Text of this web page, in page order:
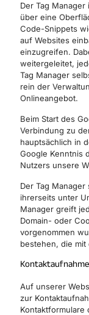
Der Tag
über eine
Code-Snippets
auf Websites
einzugreifen.
weitergeleitet,
Tag Manager
rein der
Onlineangebot.
Beim Start des
Verbindung zu
hauptsächlich in
Google Kenntnis
Nutzers unsere
Der Tag
ihrerseits unter
Manager greift
Domain- oder
vorgenommen
bestehen, die mit
Kontaktaufnahme
Auf unserer
zur
Kontaktformulare